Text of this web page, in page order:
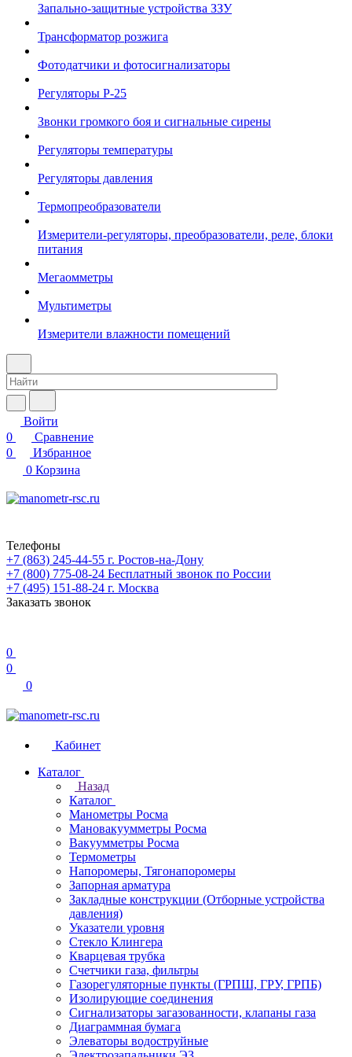
Запально-защитные устройства ЗЗУ
Трансформатор розжига
Фотодатчики и фотосигнализаторы
Регуляторы Р-25
Звонки громкого боя и сигнальные сирены
Регуляторы температуры
Регуляторы давления
Термопреобразователи
Измерители-регуляторы, преобразователи, реле, блоки
питания
Мегаомметры
Мультиметры
Измерители влажности помещений
Войти
0
Сравнение
0
Избранное
0 Корзина
Телефоны
+7 (863) 245-44-55 г. Ростов-на-Дону
+7 (800) 775-08-24 Бесплатный звонок по России
+7 (495) 151-88-24 г. Москва
Заказать звонок
0
0
0
Кабинет
Каталог
Назад
Каталог
Манометры Росма
Мановакуумметры Росма
Вакуумметры Росма
Термометры
Напоромеры, Тягонапоромеры
Запорная арматура
Закладные конструкции (Отборные устройства
давления)
Указатели уровня
Стекло Клингера
Кварцевая трубка
Счетчики газа, фильтры
Газорегуляторные пункты (ГРПШ, ГРУ, ГРПБ)
Изолирующие соединения
Сигнализаторы загазованности, клапаны газа
Диаграммная бумага
Элеваторы водоструйные